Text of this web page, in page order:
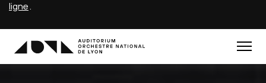
ligne
Menu